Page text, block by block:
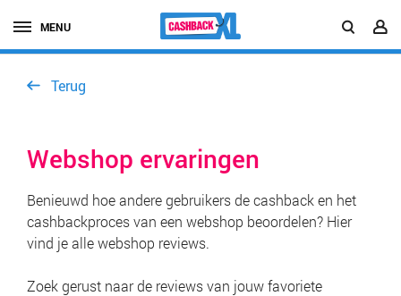
MENU
Terug
Webshop ervaringen
Benieuwd hoe andere gebruikers de cashback en het
cashbackproces van een webshop beoordelen? Hier
vind je alle webshop reviews.
Zoek gerust naar de reviews van jouw favoriete